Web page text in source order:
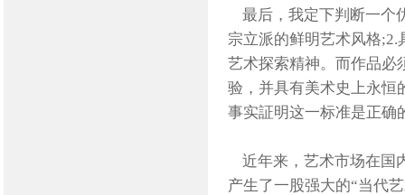
最后，我定下判断一个
宗立派的鲜明艺术风格
艺术探索精神。而作品必
验，并具有美术史上永恒
事实証明这一标准是正确
近年来，艺术市场在国
产生了一股强大的“当代